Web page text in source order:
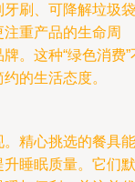
刷、可降解垃圾袋
重产品的生命周
。这种“绿色消费”
的生活态度。
精心挑选的餐具能
睡眠质量。它们默